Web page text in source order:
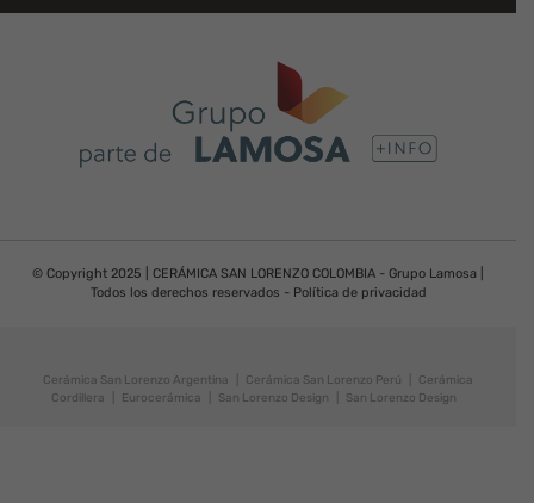
© Copyright 2025 | CERÁMICA SAN LORENZO COLOMBIA - Grupo Lamosa |
Todos los derechos reservados -Política de privacidad
Cerámica San Lorenzo Argentina Cerámica San Lorenzo Perú
Cerámica
Cordillera
Eurocerámica San Lorenzo Design San Lorenzo Design